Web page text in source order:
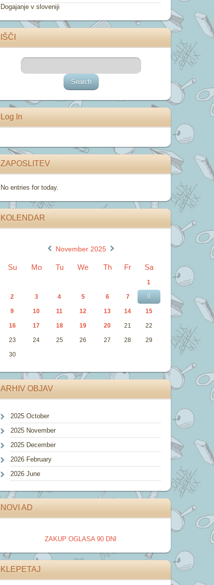
Dogajanje v sloveniji
IŠČI
Log In
ZAPOSLITEV
No entries for today.
KOLENDAR
« November 2025 »
Su Mo Tu We Th Fr Sa
1
2 3 4 5 6 7 8
9 10 11 12 13 14 15
16 17 18 19 20 21 22
23 24 25 26 27 28 29
30
ARHIV OBJAV
2025 October
2025 November
2025 December
2026 February
2026 June
NOVI AD
ZAKUP OGLASA 90 DNI
KLEPETAJ